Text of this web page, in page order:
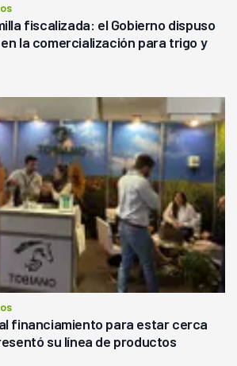
fiscalizada: el Gobierno dispuso
la comercialización para trigo y
financiamiento para estar cerca
su línea de productos